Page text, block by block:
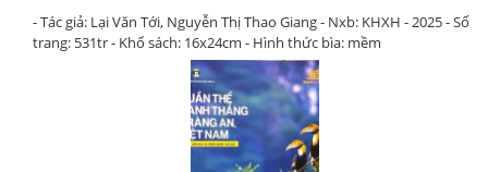
- Tác giả: Lại Văn Tới, Nguyễn Thị Thao Giang - Nxb: KHXH - 2025 - Số
trang: 531tr - Khổ sách: 16x24cm - Hình thức bìa: mềm